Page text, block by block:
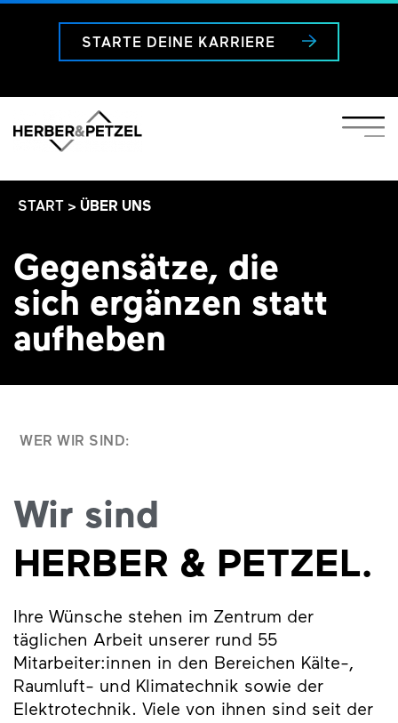
STARTE DEINE KARRIERE
START > ÜBER UNS
Gegensätze, die
sich ergänzen statt
aufheben
WER WIR SIND:
Wir sind
HERBER & PETZEL.
Ihre Wünsche stehen im Zentrum der
täglichen Arbeit unserer rund 55
Mitarbeiter:innen in den Bereichen Kälte-,
Raumluft- und Klimatechnik sowie der
Elektrotechnik. Viele von ihnen sind seit der